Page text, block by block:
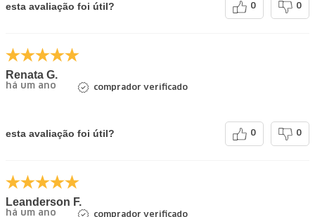
esta avaliação foi útil? 0 0
Renata G.
há um ano comprador verificado
esta avaliação foi útil? 0 0
Leanderson F.
há um ano comprador verificado